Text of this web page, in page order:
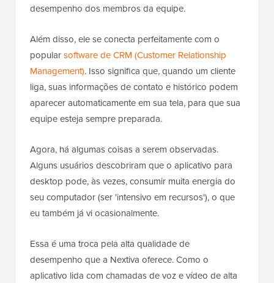
desempenho dos membros da equipe.
Além disso, ele se conecta perfeitamente com o
popularsoftware de CRM (Customer Relationship
Management). Isso significa que, quando um cliente
liga, suas informações de contato e histórico podem
aparecer automaticamente em sua tela, para que sua
equipe esteja sempre preparada.
Agora, há algumas coisas a serem observadas.
Alguns usuários descobriram que o aplicativo para
desktop pode, às vezes, consumir muita energia do
seu computador (ser 'intensivo em recursos'), o que
eu também já vi ocasionalmente.
Essa é uma troca pela alta qualidade de
desempenho que a Nextiva oferece. Como o
aplicativo lida com chamadas de voz e vídeo de alta